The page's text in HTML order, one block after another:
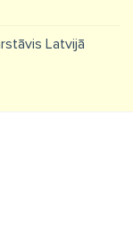
Latvijā